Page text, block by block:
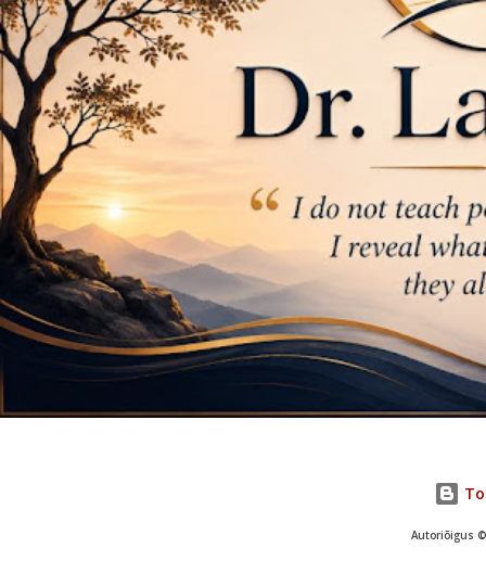
Autoriõigus ©